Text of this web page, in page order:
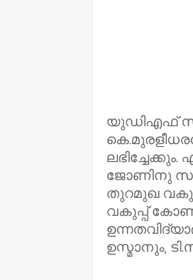
യുഡിഎഫ്
ജോണിനു
തുറമുഖ
വകുപ്പ്
ഉസ്മാനും,